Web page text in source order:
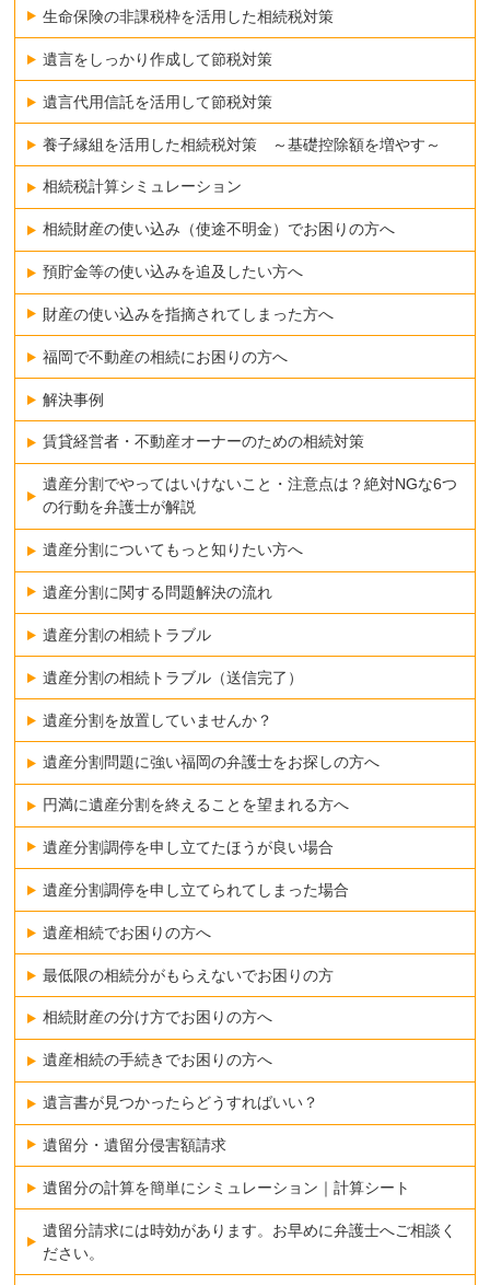
生命保険の非課税枠を活用した相続税対策
遺言をしっかり作成して節税対策
遺言代用信託を活用して節税対策
養子縁組を活用した相続税対策 ～基礎控除額を増やす～
相続税計算シミュレーション
相続財産の使い込み（使途不明金）でお困りの方へ
預貯金等の使い込みを追及したい方へ
財産の使い込みを指摘されてしまった方へ
福岡で不動産の相続にお困りの方へ
解決事例
賃貸経営者・不動産オーナーのための相続対策
遺産分割でやってはいけないこと・注意点は？絶対NGな6つ
の行動を弁護士が解説
遺産分割についてもっと知りたい方へ
遺産分割に関する問題解決の流れ
遺産分割の相続トラブル
遺産分割の相続トラブル（送信完了）
遺産分割を放置していませんか？
遺産分割問題に強い福岡の弁護士をお探しの方へ
円満に遺産分割を終えることを望まれる方へ
遺産分割調停を申し立てたほうが良い場合
遺産分割調停を申し立てられてしまった場合
遺産相続でお困りの方へ
最低限の相続分がもらえないでお困りの方
相続財産の分け方でお困りの方へ
遺産相続の手続きでお困りの方へ
遺言書が見つかったらどうすればいい？
遺留分・遺留分侵害額請求
遺留分の計算を簡単にシミュレーション｜計算シート
遺留分請求には時効があります。お早めに弁護士へご相談く
ださい。